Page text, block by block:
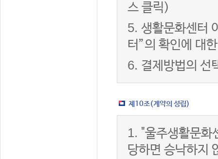
스 클릭)
5. 생활문화센터
터”의 확인에 대
6. 결제방법의 선
제10조(계약의 성립)
1. "울주생활문화
당하면 승낙하지